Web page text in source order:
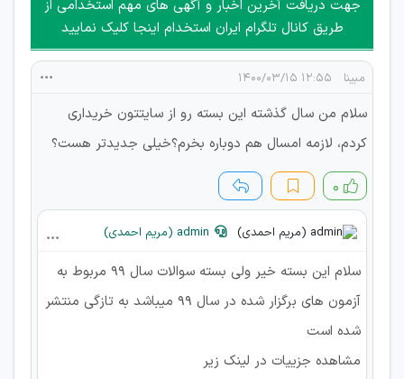
جمعی و چه فردی توسط کاربران سایت وجود ندارد.
جهت دریافت آخرین اخبار و آگهی های مهم استخدامی از
طریق کانال تلگرام ایران استخدام اینجا کلیک نمایید
مبینا ۱۲:۵۵ ۱۴۰۰/۰۳/۱۵
سلام من سال گذشته این بسته رو از سایتتون خریداری
کردم، لازمه امسال هم دوباره بخرم؟خیلی جدیدتر هست؟
۰
سلام این بسته خیر ولی بسته سوالات سال ۹۹ مربوط به
آزمون های برگزار شده در سال ۹۹ میباشد به تازگی منتشر
شده است
مشاهده جزییات در لینک زیر